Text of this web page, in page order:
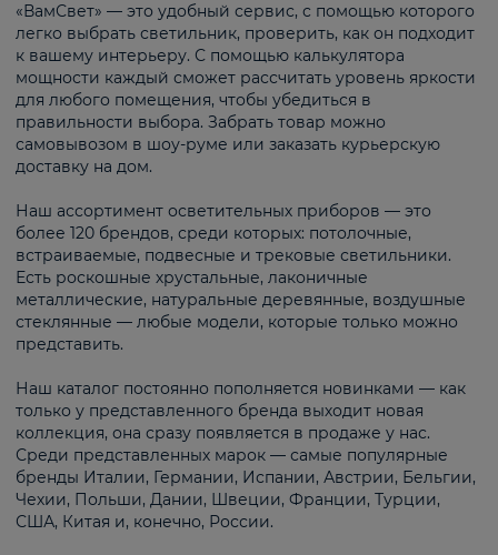
«ВамСвет» — это удобный сервис, с помощью которого
легко выбрать светильник, проверить, как он подходит
к вашему интерьеру. С помощью калькулятора
мощности каждый сможет рассчитать уровень яркости
для любого помещения, чтобы убедиться в
правильности выбора. Забрать товар можно
самовывозом в шоу-руме или заказать курьерскую
доставку на дом.
Наш ассортимент осветительных приборов — это
более 120 брендов, среди которых: потолочные,
встраиваемые, подвесные и трековые светильники.
Есть роскошные хрустальные, лаконичные
металлические, натуральные деревянные, воздушные
стеклянные — любые модели, которые только можно
представить.
Наш каталог постоянно пополняется новинками — как
только у представленного бренда выходит новая
коллекция, она сразу появляется в продаже у нас.
Среди представленных марок — самые популярные
бренды Италии, Германии, Испании, Австрии, Бельгии,
Чехии, Польши, Дании, Швеции, Франции, Турции,
США, Китая и, конечно, России.